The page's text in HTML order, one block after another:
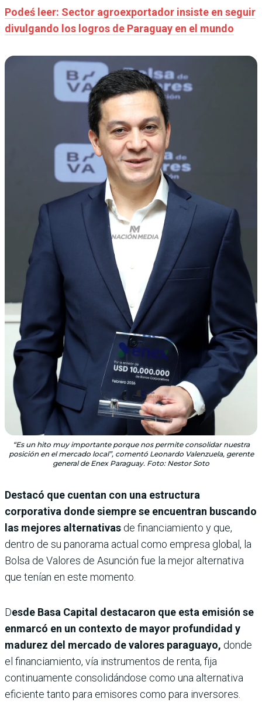
Podeś leer: Sector agroexportador insiste en seguir
divulgando los logros de Paraguay en el mundo
“Es un hito muy importante porque nos permite consolidar nuestra
posición en el mercado local”, comentó Leonardo Valenzuela, gerente
general de Enex Paraguay. Foto: Nestor Soto
Destacó que cuentan con una estructura
corporativa donde siempre se encuentran buscando
las mejores alternativas de financiamiento y que,
dentro de su panorama actual como empresa global, la
Bolsa de Valores de Asunción fue la mejor alternativa
que tenían en este momento.
Desde Basa Capital destacaron que esta emisión se
enmarcó en un contexto de mayor profundidad y
madurez del mercado de valores paraguayo, donde
el financiamiento, vía instrumentos de renta, fija
continuamente consolidándose como una alternativa
eficiente tanto para emisores como para inversores.